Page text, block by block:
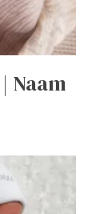
Naam